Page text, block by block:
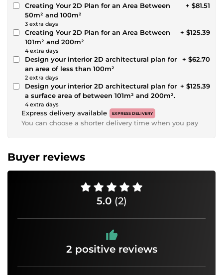
Creating Your 2D Plan for an Area Between
50m² and 100m²
3 extra days
+ $81.51
Creating Your 2D Plan for an Area Between
101m² and 200m²
4 extra days
+ $125.39
Design your interior 2D architectural plan for
an area of less than 100m²
2 extra days
+ $62.70
Design your interior 2D architectural plan for
a surface area of between 101m² and 200m².
4 extra days
+ $125.39
Express delivery available EXPRESS DELIVERY
You can choose a shorter delivery time when you pay
Buyer reviews
5.0 (2)
2 positive reviews